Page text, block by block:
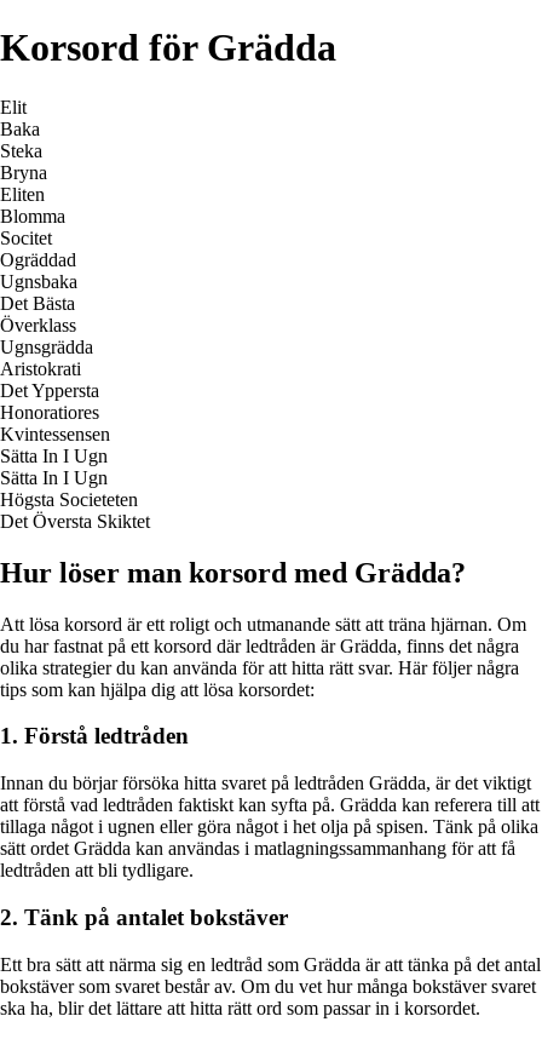
Korsord för Grädda
Elit
Baka
Steka
Bryna
Eliten
Blomma
Socitet
Ogräddad
Ugnsbaka
Det Bästa
Överklass
Ugnsgrädda
Aristokrati
Det Yppersta
Honoratiores
Kvintessensen
Sätta In I Ugn
Sätta In I Ugn
Högsta Societeten
Det Översta Skiktet
Hur löser man korsord med Grädda?
Att lösa korsord är ett roligt och utmanande sätt att träna hjärnan. Om
du har fastnat på ett korsord där ledtråden är Grädda, finns det några
olika strategier du kan använda för att hitta rätt svar. Här följer några
tips som kan hjälpa dig att lösa korsordet:
1. Förstå ledtråden
Innan du börjar försöka hitta svaret på ledtråden Grädda, är det viktigt
att förstå vad ledtråden faktiskt kan syfta på. Grädda kan referera till att
tillaga något i ugnen eller göra något i het olja på spisen. Tänk på olika
sätt ordet Grädda kan användas i matlagningssammanhang för att få
ledtråden att bli tydligare.
2. Tänk på antalet bokstäver
Ett bra sätt att närma sig en ledtråd som Grädda är att tänka på det antal
bokstäver som svaret består av. Om du vet hur många bokstäver svaret
ska ha, blir det lättare att hitta rätt ord som passar in i korsordet.